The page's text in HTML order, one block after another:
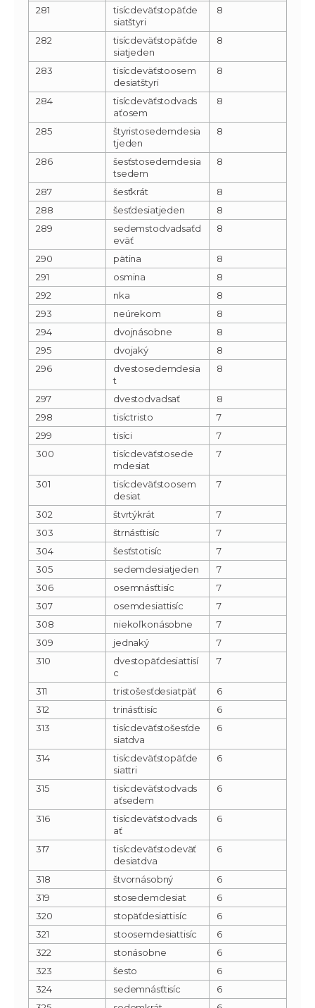
281
tisícdeväťstopäťde
siatštyri
8
282
tisícdeväťstopäťde
siatjeden
8
283
tisícdeväťstoosem
desiatštyri
8
284
tisícdeväťstodvads
aťosem
8
285
štyristosedemdesia
tjeden
8
286
šesťstosedemdesia
tsedem
8
287 šesťkrát
8
288
šesťdesiatjeden
8
289
sedemstodvadsaťd
eväť
8
290 pätina
8
291
osmina
8
292
nka
8
293
neúrekom
8
294
dvojnásobne
8
295
dvojaký
8
296
dvestosedemdesia
t
8
297 dvestodvadsať
8
298
tisíctristo
7
299
tisíci
7
300
tisícdeväťstosede
mdesiat
7
301
tisícdeväťstoosem
desiat
7
302 štvrtýkrát
7
303
štrnásťtisíc
7
304
šesťstotisíc
7
305
sedemdesiatjeden
7
306
osemnásťtisíc
7
307
osemdesiattisíc
7
308
niekoľkonásobne
7
309
jednaký
7
310
dvestopäťdesiattisí
c
7
311 tristošesťdesiatpäť
6
312
trinásťtisíc
6
313
tisícdeväťstošesťde
siatdva
6
314
tisícdeväťstopäťde
siattri
6
315
tisícdeväťstodvads
aťsedem
6
316
tisícdeväťstodvads
ať
6
317
tisícdeväťstodeväť
desiatdva
6
318 štvornásobný
6
319
stosedemdesiat
6
320
stopäťdesiattisíc
6
321
stoosemdesiattisíc
6
322
stonásobne
6
323
šesto
6
324
sedemnásťtisíc
6